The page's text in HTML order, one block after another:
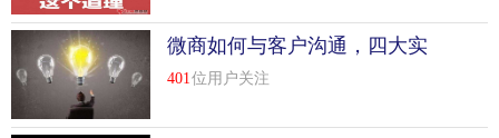
微商如何与客户沟通，四大实
用沟通技巧分享
401位用户关注